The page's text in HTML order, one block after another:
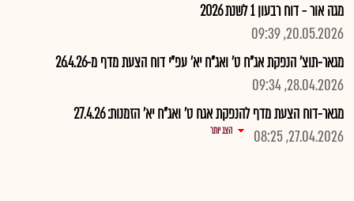
מגה אור - דוח רבעון 1 לשנת 2026
20.05.2026, 09:39
מגאר-תוצ' הנפקת אג"ח ט' ואג"ח יא' עפ"י דוח הצעת מדף מ-26.4.26
28.04.2026, 09:34
מגאר-דוח הצעת מדף להנפקת אגח ט' ואג"ח יא' הזמנות: 27.4.26
27.04.2026, 08:25
הצג יותר